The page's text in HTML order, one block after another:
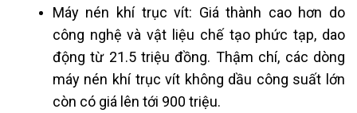
Máy nén khí trục vít: Giá thành cao hơn do
công nghệ và vật liệu chế tạo phức tạp, dao
động từ 21.5 triệu đồng. Thậm chí, các dòng
máy nén khí trục vít không dầu công suất lớn
còn có giá lên tới 900 triệu.